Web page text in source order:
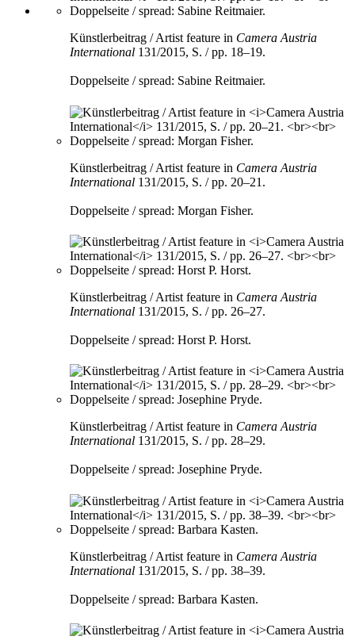
Künstlerbeitrag / Artist feature in Camera Austria
International 131/2015, S. / pp. 18–19.
Doppelseite / spread: Sabine Reitmaier.
Künstlerbeitrag / Artist feature in Camera Austria
International 131/2015, S. / pp. 20–21.
Doppelseite / spread: Morgan Fisher.
Künstlerbeitrag / Artist feature in Camera Austria
International 131/2015, S. / pp. 26–27.
Doppelseite / spread: Horst P. Horst.
Künstlerbeitrag / Artist feature in Camera Austria
International 131/2015, S. / pp. 28–29.
Doppelseite / spread: Josephine Pryde.
Künstlerbeitrag / Artist feature in Camera Austria
International 131/2015, S. / pp. 38–39.
Doppelseite / spread: Barbara Kasten.